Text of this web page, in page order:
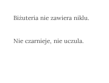
Biżuteria nie zawiera niklu.
Nie czarnieje, nie uczula.